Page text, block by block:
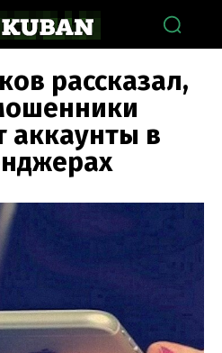
рассказал,
аккаунты в